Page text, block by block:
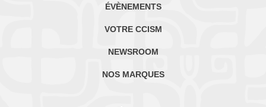
ÉVÈNEMENTS
VOTRE CCISM
NEWSROOM
NOS MARQUES